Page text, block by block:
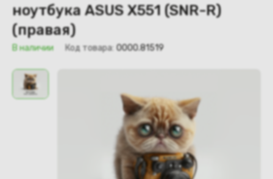
ноутбука ASUS X551 (SNR-R)
(правая)
В наличии Код товара: 0000.81519